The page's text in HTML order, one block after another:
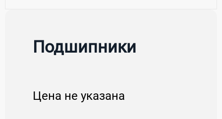
Подшипники
Цена не указана